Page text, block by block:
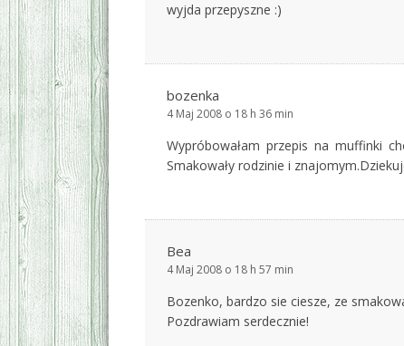
wyjda przepyszne :)
bozenka
4 Maj 2008 o 18 h 36 min
Wypróbowałam przepis na muffinki
Smakowały rodzinie i
Bea
4 Maj 2008 o 18 h 57 min
Bozenko, bardzo sie ciesze, ze
Pozdrawiam serdecznie!